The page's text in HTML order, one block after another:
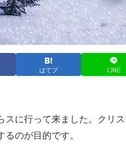
はてブ LINE
スに行って来ました。クリ
るのが目的です。